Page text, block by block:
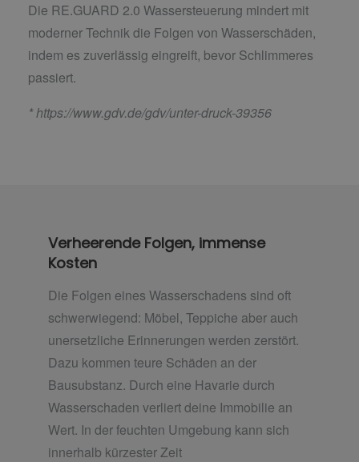
Die RE.GUARD 2.0 Wassersteuerung mindert mit
moderner Technik die Folgen von Wasserschäden,
indem es zuverlässig eingreift, bevor Schlimmeres
passiert.
*https://www.gdv.de/gdv/unter-druck-39356
Verheerende Folgen, immense
Kosten
Die Folgen eines Wasserschadens sind oft
schwerwiegend: Möbel, Teppiche aber auch
unersetzliche Erinnerungen werden zerstört.
Dazu kommen teure Schäden an der
Bausubstanz. Durch eine Havarie durch
Wasserschaden verliert deine Immobilie an
Wert. In der feuchten Umgebung kann sich
innerhalb kürzester Zeit